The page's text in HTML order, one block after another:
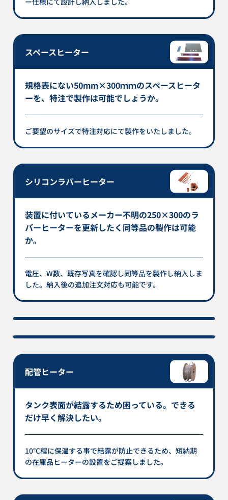
スペースヒーター
規格表にない50mm×300ｍｍのスペースヒータ
ーを、特注で製作は可能でしょうか。
ご要望のサイズで特注対応にて製作をいたしました。
シリコンラバーヒーター
装置に付いているメーカー不明の250×300のラ
バーヒーターを更新したく同等品の製作は可能
か。
電圧、W数、既存写真を確認し同等品を製作し納入しま
した。納入後の追加注文対応も可能です。
配管ヒーター
タンク表面が結露するため困っている。できる
だけ早く解決したい。
10℃程に保温する事で結露が防止できるため、短納期
の在庫品ヒーターの設置をご提案しました。